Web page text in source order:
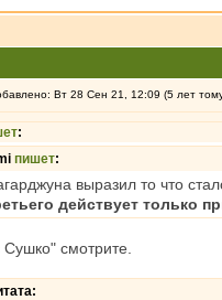
Вт 28 Сен 21, 12:09 (5 лет
:
пишет:
выразил то что
действует только
Сушко" смотрите.